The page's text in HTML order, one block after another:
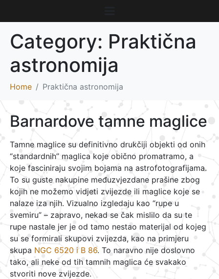
Category: Praktična
astronomija
Home Praktična astronomija
Barnardove tamne maglice
Tamne maglice su definitivno drukčiji objekti od onih
“standardnih” maglica koje obično promatramo, a
koje fasciniraju svojim bojama na astrofotografijama.
To su guste nakupine međuzvjezdane prašine zbog
kojih ne možemo vidjeti zvijezde ili maglice koje se
nalaze iza njih. Vizualno izgledaju kao “rupe u
svemiru” – zapravo, nekad se čak mislilo da su te
rupe nastale jer je od tamo nestao materijal od kojeg
su se formirali skupovi zvijezda, kao na primjeru
skupa NGC 6520 i B 86. To naravno nije doslovno
tako, ali neke od tih tamnih maglica će svakako
stvoriti nove zvijezde.